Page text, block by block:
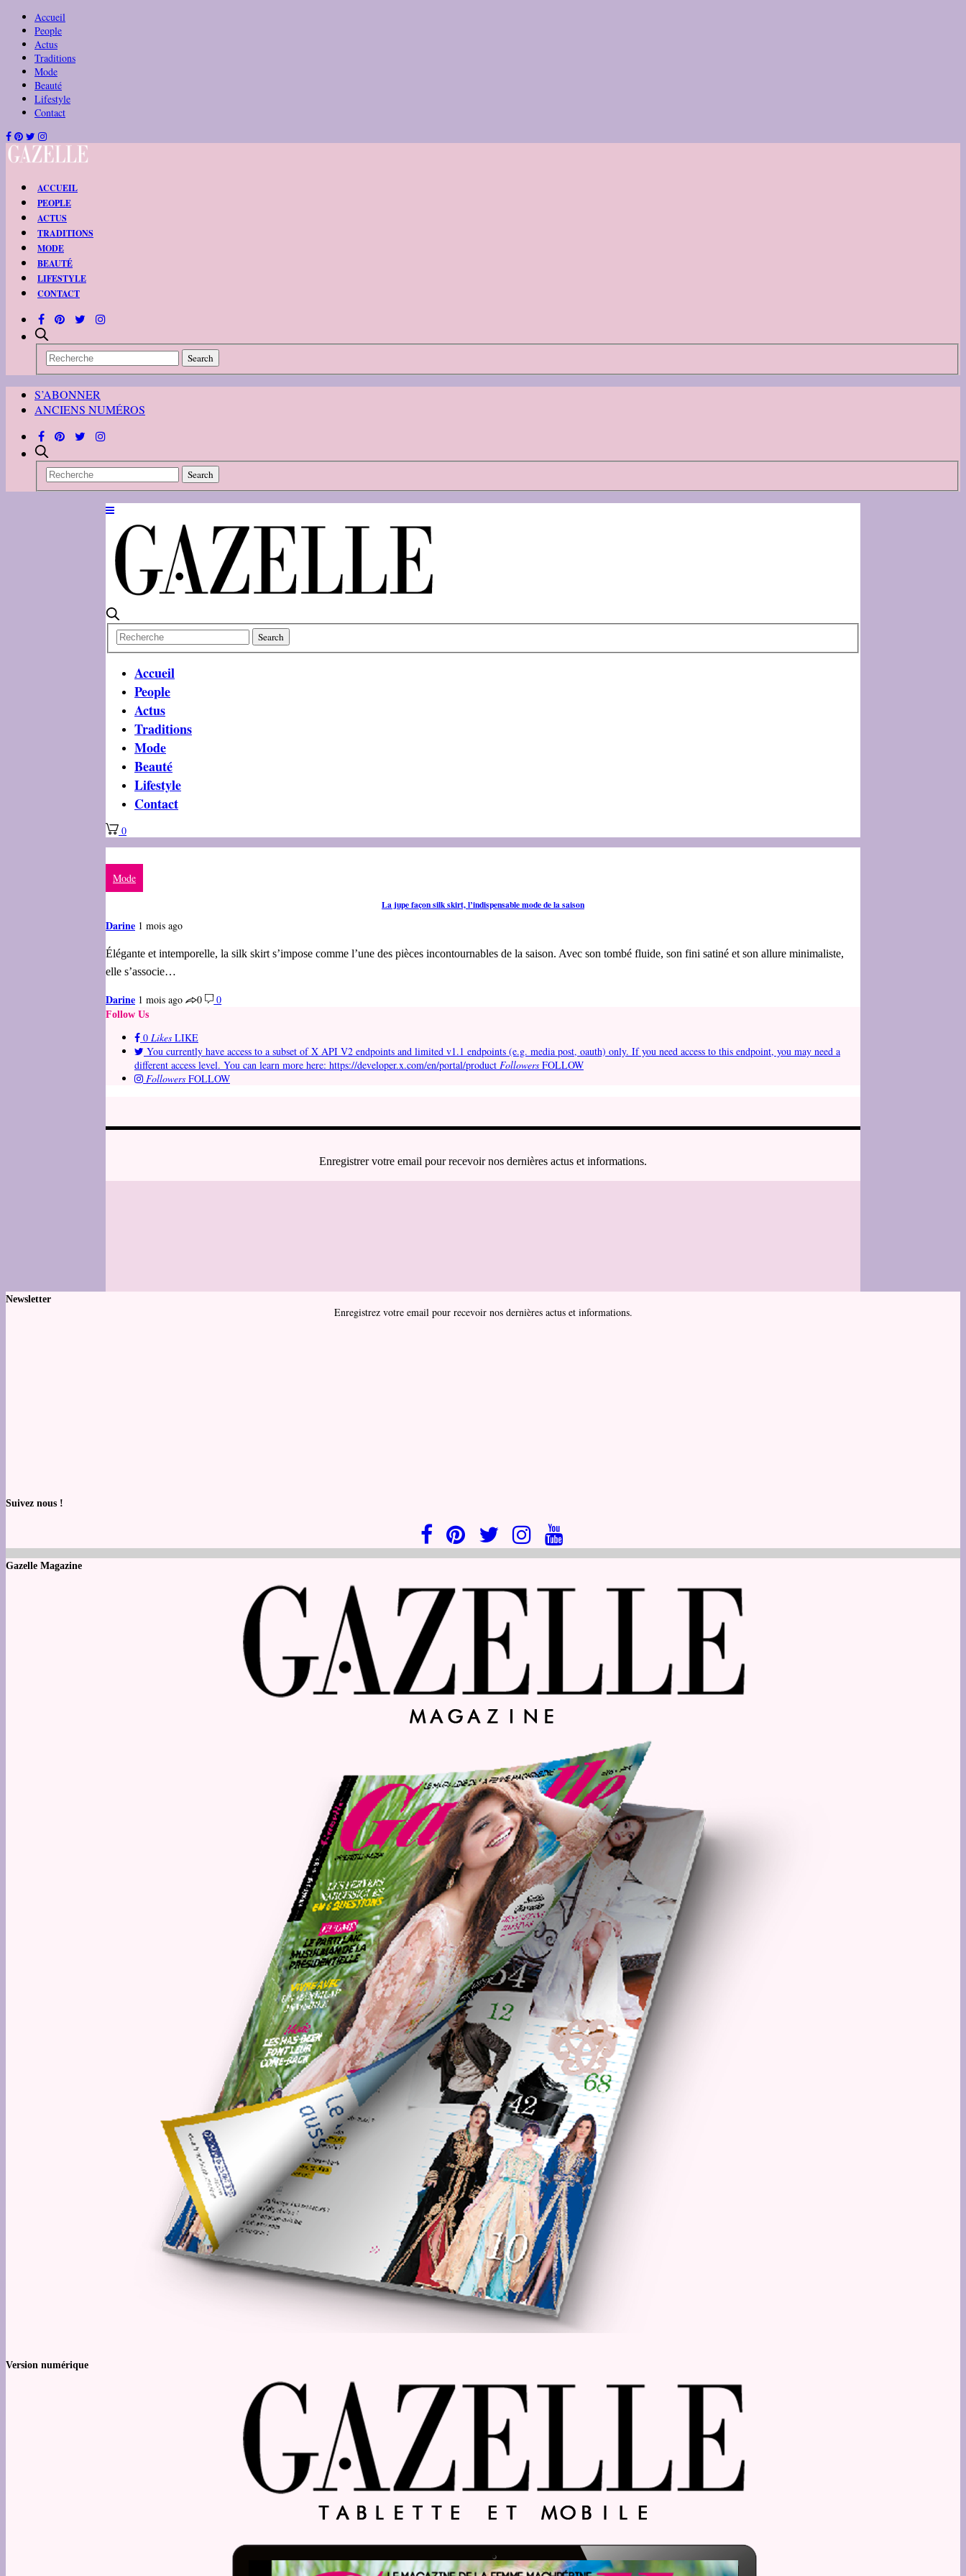
Accueil
People
Actus
Traditions
Mode
Beauté
Lifestyle
Contact
ACCUEIL
PEOPLE
ACTUS
TRADITIONS
MODE
BEAUTÉ
LIFESTYLE
CONTACT
S’ABONNER
ANCIENS NUMÉROS
Accueil
People
Actus
Traditions
Mode
Beauté
Lifestyle
Contact
0
Mode
La jupe façon silk skirt, l’indispensable mode de la saison
Darine 1 mois ago
Élégante et intemporelle, la silk skirt s’impose comme l’une des pièces incontournables de la saison. Avec son tombé fluide, son fini satiné et son allure minimaliste,
elle s’associe…
Darine 1 mois ago 0 0
Follow Us
0 Likes LIKE
You currently have access to a subset of X API V2 endpoints and limited v1.1 endpoints (e.g. media post, oauth) only. If you need access to this endpoint, you may need a
different access level. You can learn more here: https://developer.x.com/en/portal/product Followers FOLLOW
Followers FOLLOW
Enregistrer votre email pour recevoir nos dernières actus et informations.
Newsletter
Enregistrez votre email pour recevoir nos dernières actus et informations.
Suivez nous !
Gazelle Magazine
Version numérique